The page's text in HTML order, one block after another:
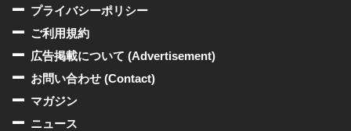
プライバシーポリシー
ご利用規約
広告掲載について (Advertisement)
お問い合わせ (Contact)
マガジン
ニュース